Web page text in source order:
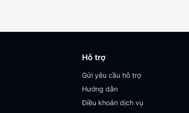
Hỗ trợ
Gửi yêu cầu hỗ trợ
Hướng dẫn
Điều khoản dịch vụ